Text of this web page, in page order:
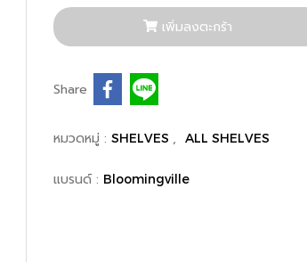
เพิ่มลงตะกร้า
Share
หมวดหมู่ : SHELVES , ALL SHELVES
แบรนด์ : Bloomingville